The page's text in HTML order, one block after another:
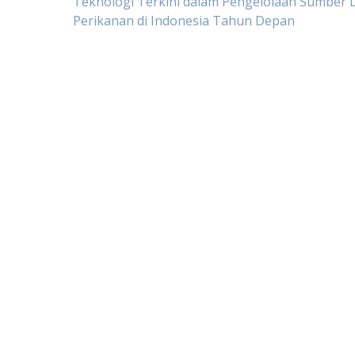
Post
Perikanan di Indonesia Tahun Depan